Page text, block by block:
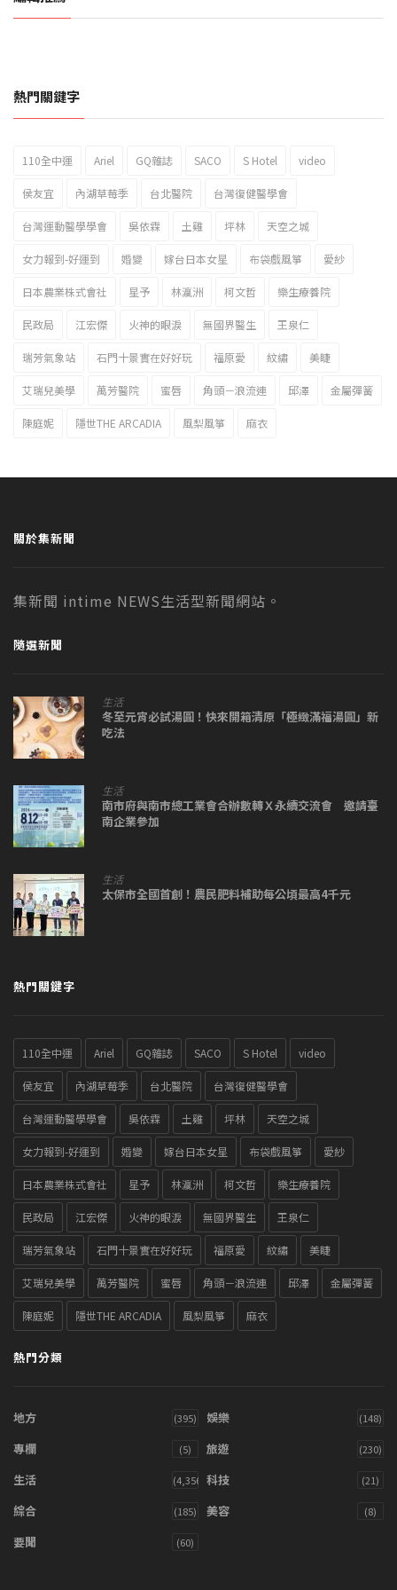
2023新北市北海岸國際風箏節「風在石起」霸氣回歸
熱門關鍵字
110全中運 Ariel GQ雜誌 SACO S Hotel video
侯友宜 內湖草莓季 台北醫院 台灣復健醫學會
台灣運動醫學學會 吳依霖 土雞 坪林 天空之城
女力報到-好運到 婚變 嫁台日本女星 布袋戲風箏 愛紗
日本農業株式會社 星予 林瀛洲 柯文哲 樂生療養院
民政局 江宏傑 火神的眼淚 無國界醫生 王泉仁
瑞芳氣象站 石門十景實在好好玩 福原愛 紋繡 美睫
艾瑞兒美學 萬芳醫院 蜜唇 角頭－浪流連 邱澤 金屬彈簧
陳庭妮 隱世THE ARCADIA 風梨風箏 麻衣
關於集新聞
集新聞 intime NEWS生活型新聞網站。
隨選新聞
生活
冬至元宵必試湯圓！快來開箱清原「極緻滿福湯圓」新
吃法
生活
南市府與南市總工業會合辦數轉Ｘ永續交流會 邀請臺
南企業參加
生活
太保市全國首創！農民肥料補助每公頃最高4千元
熱門關鍵字
110全中運 Ariel GQ雜誌 SACO S Hotel video
侯友宜 內湖草莓季 台北醫院 台灣復健醫學會
台灣運動醫學學會 吳依霖 土雞 坪林 天空之城
女力報到-好運到 婚變 嫁台日本女星 布袋戲風箏 愛紗
日本農業株式會社 星予 林瀛洲 柯文哲 樂生療養院
民政局 江宏傑 火神的眼淚 無國界醫生 王泉仁
瑞芳氣象站 石門十景實在好好玩 福原愛 紋繡 美睫
艾瑞兒美學 萬芳醫院 蜜唇 角頭－浪流連 邱澤 金屬彈簧
陳庭妮 隱世THE ARCADIA 風梨風箏 麻衣
熱門分類
地方 (395) 娛樂 (148)
專欄 (5) 旅遊 (230)
生活 (4,356) 科技 (21)
綜合 (185) 美容 (8)
要聞 (60)